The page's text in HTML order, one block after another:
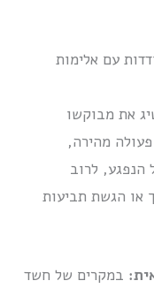
עם אלימות
את מבוקשו
מהירה,
הנפגע, לרוב
או הגשת תביעות
במקרים של חשד